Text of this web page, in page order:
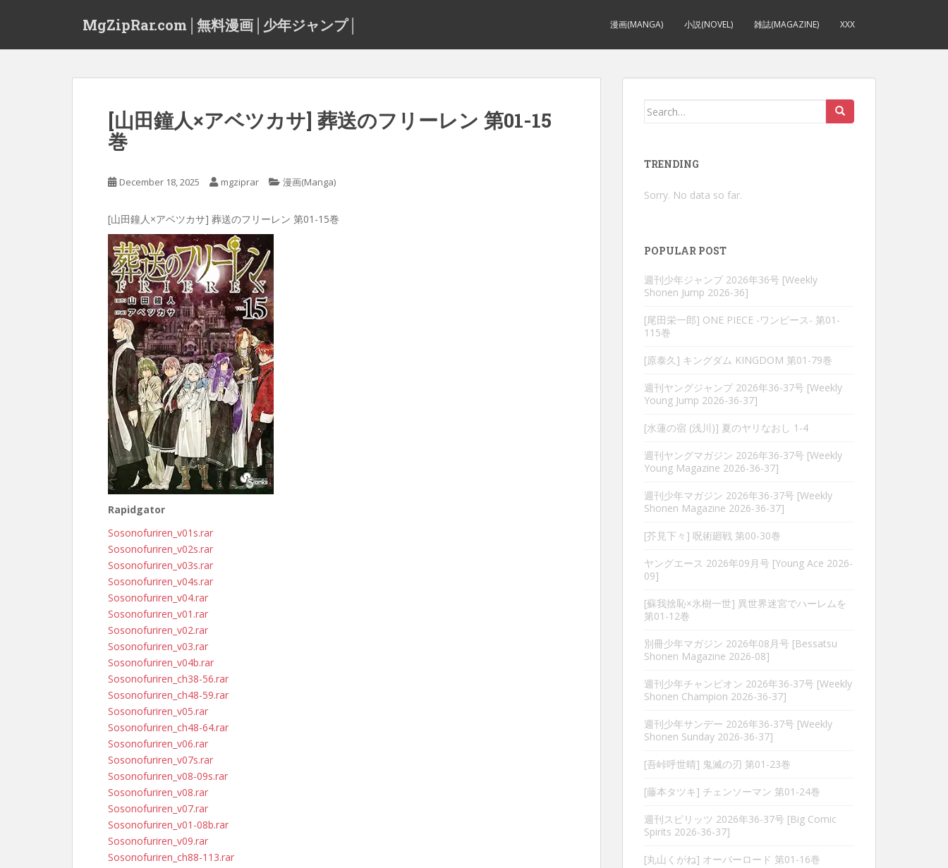
MgZipRar.com│無料漫画│少年ジャンプ│ 漫画(MANGA) 小説(NOVEL) 雑誌(MAGAZINE) XXX
[山田鐘人×アベツカサ] 葬送のフリーレン 第01-15
巻
December 18, 2025 mgziprar 漫画(Manga)
[山田鐘人×アベツカサ] 葬送のフリーレン 第01-15巻
Rapidgator
Sosonofuriren_v01s.rar
Sosonofuriren_v02s.rar
Sosonofuriren_v03s.rar
Sosonofuriren_v04s.rar
Sosonofuriren_v04.rar
Sosonofuriren_v01.rar
Sosonofuriren_v02.rar
Sosonofuriren_v03.rar
Sosonofuriren_v04b.rar
Sosonofuriren_ch38-56.rar
Sosonofuriren_ch48-59.rar
Sosonofuriren_v05.rar
Sosonofuriren_ch48-64.rar
Sosonofuriren_v06.rar
Sosonofuriren_v07s.rar
Sosonofuriren_v08-09s.rar
Sosonofuriren_v08.rar
Sosonofuriren_v07.rar
Sosonofuriren_v01-08b.rar
Sosonofuriren_v09.rar
Sosonofuriren_ch88-113.rar
Search
TRENDING
Sorry. No data so far.
POPULAR POST
週刊少年ジャンプ 2026年36号 [Weekly
Shonen Jump 2026-36]
[尾田栄一郎] ONE PIECE -ワンピース- 第01-
115巻
[原泰久] キングダム KINGDOM 第01-79巻
週刊ヤングジャンプ 2026年36-37号 [Weekly
Young Jump 2026-36-37]
[水蓮の宿 (浅川)] 夏のヤリなおし 1-4
週刊ヤングマガジン 2026年36-37号 [Weekly
Young Magazine 2026-36-37]
週刊少年マガジン 2026年36-37号 [Weekly
Shonen Magazine 2026-36-37]
[芥見下々] 呪術廻戦 第00-30巻
ヤングエース 2026年09月号 [Young Ace 2026-
09]
[蘇我捨恥×氷樹一世] 異世界迷宮でハーレムを
第01-12巻
別冊少年マガジン 2026年08月号 [Bessatsu
Shonen Magazine 2026-08]
週刊少年チャンピオン 2026年36-37号 [Weekly
Shonen Champion 2026-36-37]
週刊少年サンデー 2026年36-37号 [Weekly
Shonen Sunday 2026-36-37]
[吾峠呼世晴] 鬼滅の刃 第01-23巻
[藤本タツキ] チェンソーマン 第01-24巻
週刊スピリッツ 2026年36-37号 [Big Comic
Spirits 2026-36-37]
[丸山くがね] オーバーロード 第01-16巻